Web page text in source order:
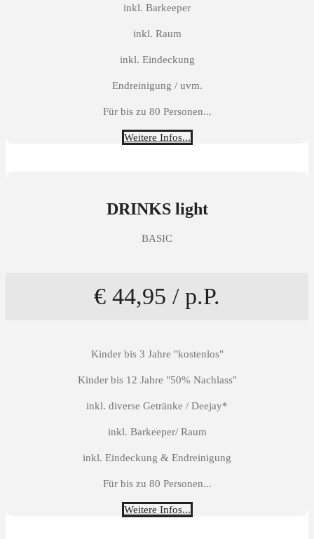
inkl. Barkeeper
inkl. Raum
inkl. Eindeckung
Endreinigung / uvm.
Für bis zu 80 Personen...
Weitere Infos...
DRINKS light
BASIC
€ 44,95 / p.P.
Kinder bis 3 Jahre "kostenlos"
Kinder bis 12 Jahre "50% Nachlass"
inkl. diverse Getränke / Deejay*
inkl. Barkeeper/ Raum
inkl. Eindeckung & Endreinigung
Für bis zu 80 Personen...
Weitere Infos...